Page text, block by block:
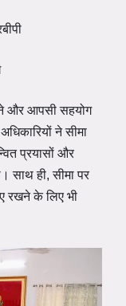
और आपसी सहयोग
ने सीमा
प्रयासों और
साथ ही, सीमा पर
रखने के लिए भी